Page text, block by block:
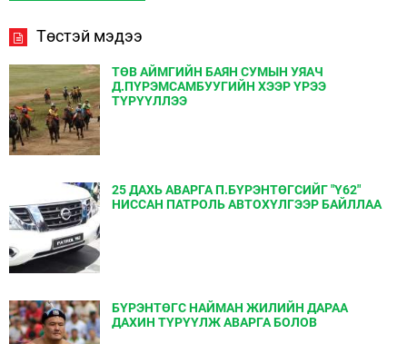
Төстэй мэдээ
ТӨВ АЙМГИЙН БАЯН СУМЫН УЯАЧ
Д.ПҮРЭМСАМБУУГИЙН ХЭЭР ҮРЭЭ
ТҮРҮҮЛЛЭЭ
25 ДАХЬ АВАРГА П.БҮРЭНТӨГСИЙГ "Y62"
НИССАН ПАТРОЛЬ АВТОХҮЛГЭЭР БАЙЛЛАА
БҮРЭНТӨГС НАЙМАН ЖИЛИЙН ДАРАА
ДАХИН ТҮРҮҮЛЖ АВАРГА БОЛОВ